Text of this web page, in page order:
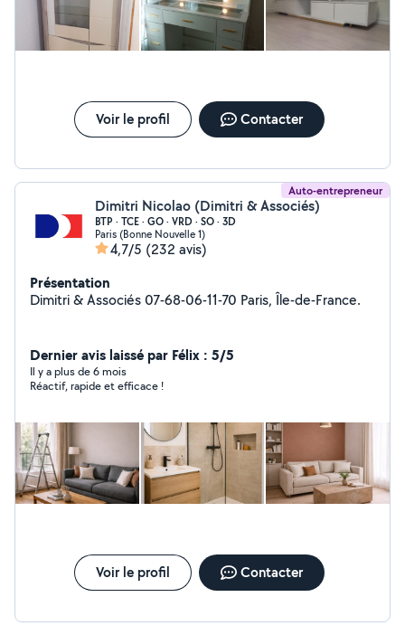
Voir le profil Contacter
Auto-entrepreneur
Dimitri Nicolao (Dimitri & Associés)
BTP · TCE · GO · VRD · SO · 3D
Paris (Bonne Nouvelle 1)
4,7/5 (232 avis)
Présentation
Dimitri & Associés 07-68-06-11-70 Paris, Île-de-France.
Dernier avis laissé par Félix : 5/5
Il y a plus de 6 mois
Réactif, rapide et efficace !
Voir le profil Contacter